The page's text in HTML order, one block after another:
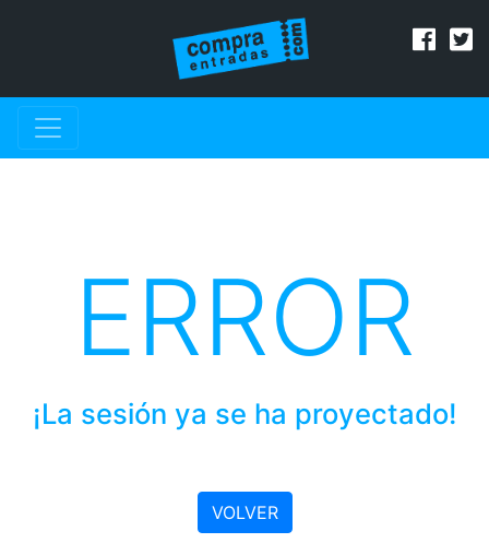
ERROR
¡La sesión ya se ha proyectado!
VOLVER